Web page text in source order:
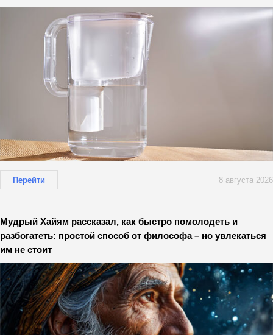
Перейти 8 августа 2026
Мудрый Хайям рассказал, как быстро помолодеть и
разбогатеть: простой способ от философа – но увлекаться
им не стоит